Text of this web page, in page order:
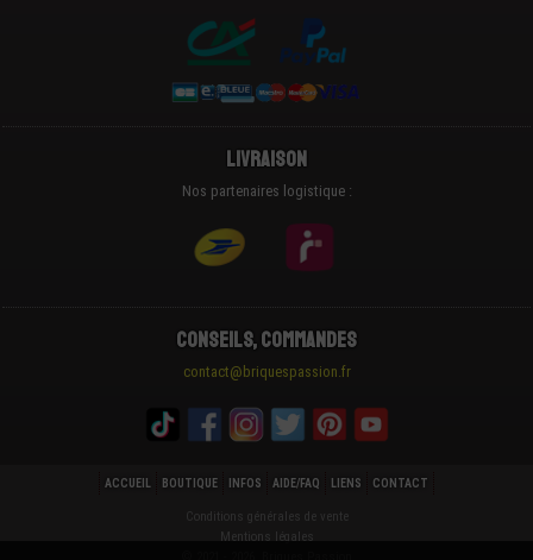
Livraison
Nos partenaires logistique :
Conseils, Commandes
contact@briquespassion.fr
ACCUEIL BOUTIQUE INFOS AIDE/FAQ LIENS CONTACT
Conditions générales de vente
Mentions légales